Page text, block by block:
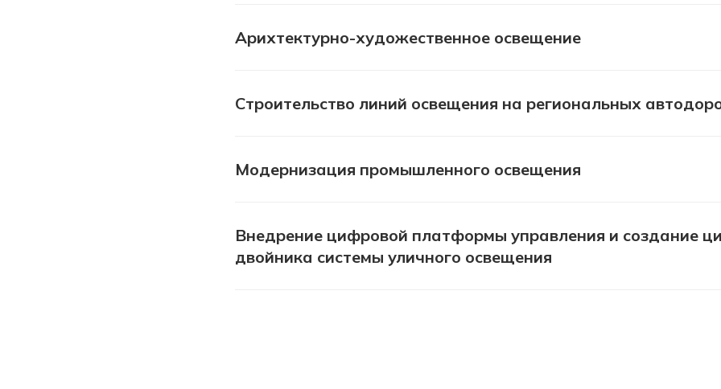
Арихтектурно-художественное освещение
Строительство линий освещения на региональных
Модернизация промышленного освещения
Внедрение цифровой платформы управления и создание
двойника системы уличного освещения